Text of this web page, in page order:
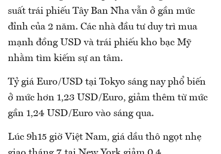
suất trái phiếu Tây Ban Nha vẫn ở gần mức
đỉnh của 2 năm. Các nhà đầu tư duy trì mua
mạnh đồng USD và trái phiếu kho bạc Mỹ
nhằm tìm kiếm sự an tâm.
Tỷ giá Euro/USD tại Tokyo sáng nay phổ biến
ở mức hơn 1,23 USD/Euro, giảm thêm từ mức
gần 1,24 USD/Euro vào sáng qua.
Lúc 9h15 giờ Việt Nam, giá dầu thô ngọt nhẹ